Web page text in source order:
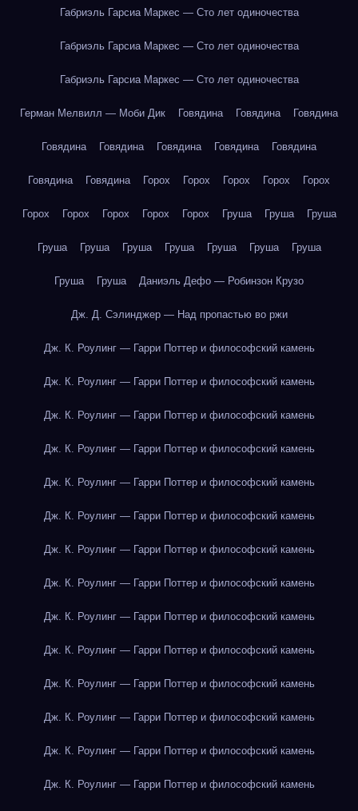
Габриэль Гарсиа Маркес — Сто лет одиночества
Габриэль Гарсиа Маркес — Сто лет одиночества
Габриэль Гарсиа Маркес — Сто лет одиночества
Герман Мелвилл — Моби Дик Говядина Говядина Говядина
Говядина Говядина Говядина Говядина Говядина
Говядина Говядина Горох Горох Горох Горох Горох
Горох Горох Горох Горох Горох Груша Груша Груша
Груша Груша Груша Груша Груша Груша Груша
Груша Груша Даниэль Дефо — Робинзон Крузо
Дж. Д. Сэлинджер — Над пропастью во ржи
Дж. К. Роулинг — Гарри Поттер и философский камень
Дж. К. Роулинг — Гарри Поттер и философский камень
Дж. К. Роулинг — Гарри Поттер и философский камень
Дж. К. Роулинг — Гарри Поттер и философский камень
Дж. К. Роулинг — Гарри Поттер и философский камень
Дж. К. Роулинг — Гарри Поттер и философский камень
Дж. К. Роулинг — Гарри Поттер и философский камень
Дж. К. Роулинг — Гарри Поттер и философский камень
Дж. К. Роулинг — Гарри Поттер и философский камень
Дж. К. Роулинг — Гарри Поттер и философский камень
Дж. К. Роулинг — Гарри Поттер и философский камень
Дж. К. Роулинг — Гарри Поттер и философский камень
Дж. К. Роулинг — Гарри Поттер и философский камень
Дж. К. Роулинг — Гарри Поттер и философский камень